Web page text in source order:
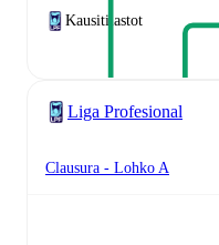
Kausitilastot
Liga Profesional
Clausura - Lohko A